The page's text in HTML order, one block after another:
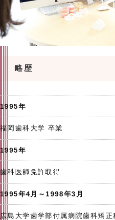
略歴
1995年
福岡歯科大学 卒業
1995年
歯科医師免許取得
1995年4月～1998年3月
広島大学歯学部付属病院歯科矯正